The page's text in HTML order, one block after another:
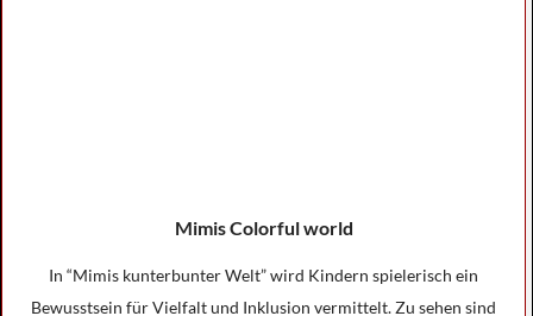
Mimis Colorful world
In “Mimis kunterbunter Welt” wird Kindern spielerisch ein
Bewusstsein für Vielfalt und Inklusion vermittelt. Zu sehen sind